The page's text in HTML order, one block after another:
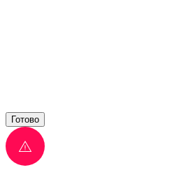
Готово